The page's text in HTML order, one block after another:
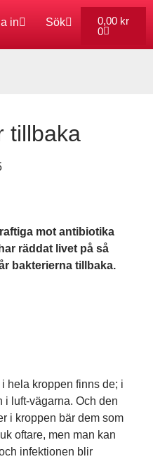
in Sök 0,00 kr
0
tillbaka
mot antibiotika
räddat livet på så
bakterierna tillbaka.
hela kroppen finns de; i
i luft-vägarna. Och den
i kroppen bär dem som
oftare, men man kan
infektionen blir